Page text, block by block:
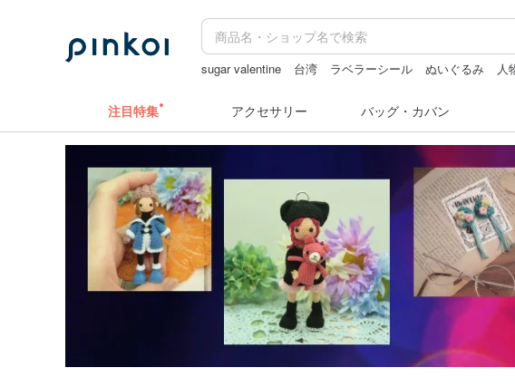
sugar valentine 台湾 ラベラーシール ぬいぐるみ 人
注目特集 アクセサリー バッグ・カバン